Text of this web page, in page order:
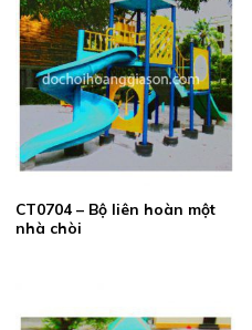
CT0704 – Bộ liên hoàn một
nhà chòi